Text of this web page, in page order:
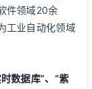
件领域20余
工业自动化领域
数据库”、“紫